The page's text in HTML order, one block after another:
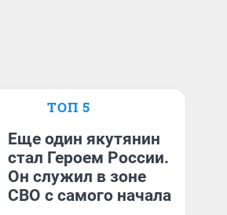
ТОП 5
Еще один якутянин
стал Героем России.
Он служил в зоне
СВО с самого начала